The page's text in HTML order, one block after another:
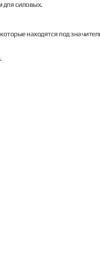
для силовых.
находятся под